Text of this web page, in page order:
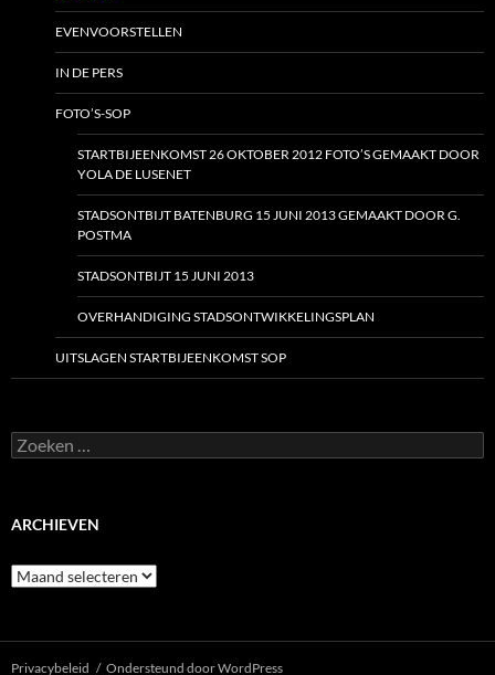
EVENVOORSTELLEN
IN DE PERS
FOTO’S-SOP
STARTBIJEENKOMST 26 OKTOBER 2012 FOTO’S GEMAAKT DOOR
YOLA DE LUSENET
STADSONTBIJT BATENBURG 15 JUNI 2013 GEMAAKT DOOR G.
POSTMA
STADSONTBIJT 15 JUNI 2013
OVERHANDIGING STADSONTWIKKELINGSPLAN
UITSLAGEN STARTBIJEENKOMST SOP
Zoeken
naar:
ARCHIEVEN
Archieven
Privacybeleid Ondersteund door WordPress